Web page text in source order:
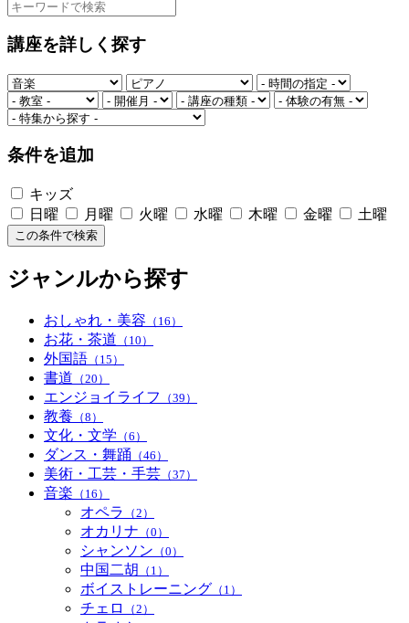
講座を詳しく探す
条件を追加
キッズ
日曜
月曜 火曜 水曜 木曜 金曜 土曜
この条件で検索
ジャンルから探す
おしゃれ・美容 （16）
お花・茶道 （10）
外国語 （15）
書道 （20）
エンジョイライフ （39）
教養 （8）
文化・文学 （6）
ダンス・舞踊 （46）
美術・工芸・手芸 （37）
音楽 （16）
オペラ （2）
オカリナ （0）
シャンソン （0）
中国二胡 （1）
ボイストレーニング （1）
チェロ （2）